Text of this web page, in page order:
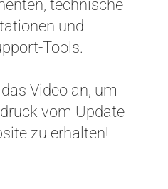
technische
und
Tools.
Video an, um
vom Update
zu erhalten!